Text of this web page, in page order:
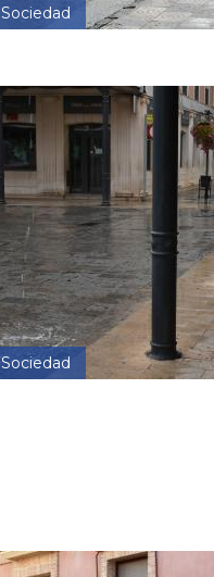
Sociedad
Sociedad